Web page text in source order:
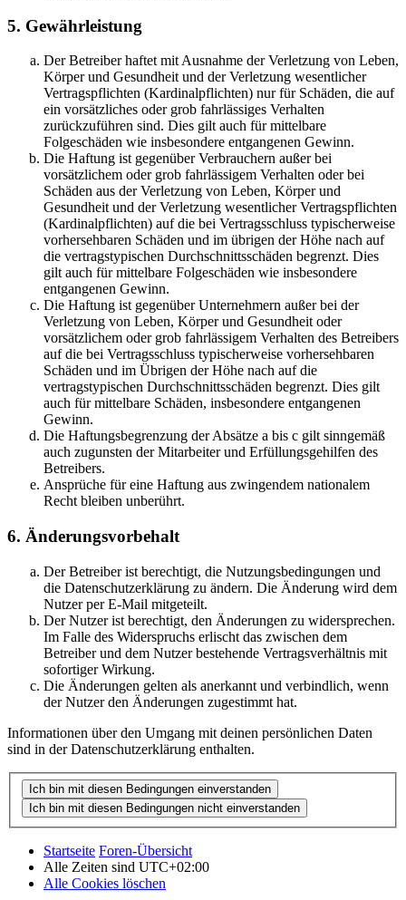
5. Gewährleistung
Der Betreiber haftet mit Ausnahme der Verletzung von Leben,
Körper und Gesundheit und der Verletzung wesentlicher
Vertragspflichten (Kardinalpflichten) nur für Schäden, die auf
ein vorsätzliches oder grob fahrlässiges Verhalten
zurückzuführen sind. Dies gilt auch für mittelbare
Folgeschäden wie insbesondere entgangenen Gewinn.
Die Haftung ist gegenüber Verbrauchern außer bei
vorsätzlichem oder grob fahrlässigem Verhalten oder bei
Schäden aus der Verletzung von Leben, Körper und
Gesundheit und der Verletzung wesentlicher Vertragspflichten
(Kardinalpflichten) auf die bei Vertragsschluss typischerweise
vorhersehbaren Schäden und im übrigen der Höhe nach auf
die vertragstypischen Durchschnittsschäden begrenzt. Dies
gilt auch für mittelbare Folgeschäden wie insbesondere
entgangenen Gewinn.
Die Haftung ist gegenüber Unternehmern außer bei der
Verletzung von Leben, Körper und Gesundheit oder
vorsätzlichem oder grob fahrlässigem Verhalten des Betreibers
auf die bei Vertragsschluss typischerweise vorhersehbaren
Schäden und im Übrigen der Höhe nach auf die
vertragstypischen Durchschnittsschäden begrenzt. Dies gilt
auch für mittelbare Schäden, insbesondere entgangenen
Gewinn.
Die Haftungsbegrenzung der Absätze a bis c gilt sinngemäß
auch zugunsten der Mitarbeiter und Erfüllungsgehilfen des
Betreibers.
Ansprüche für eine Haftung aus zwingendem nationalem
Recht bleiben unberührt.
6. Änderungsvorbehalt
Der Betreiber ist berechtigt, die Nutzungsbedingungen und
die Datenschutzerklärung zu ändern. Die Änderung wird dem
Nutzer per E-Mail mitgeteilt.
Der Nutzer ist berechtigt, den Änderungen zu widersprechen.
Im Falle des Widerspruchs erlischt das zwischen dem
Betreiber und dem Nutzer bestehende Vertragsverhältnis mit
sofortiger Wirkung.
Die Änderungen gelten als anerkannt und verbindlich, wenn
der Nutzer den Änderungen zugestimmt hat.
Informationen über den Umgang mit deinen persönlichen Daten
sind in der Datenschutzerklärung enthalten.
Startseite Foren-Übersicht
Alle Zeiten sind UTC+02:00
Alle Cookies löschen